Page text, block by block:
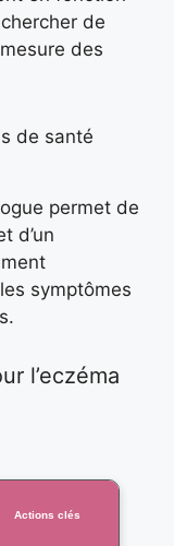
de
des
de santé
permet de
d’un
symptômes
l’eczéma
Actions clés